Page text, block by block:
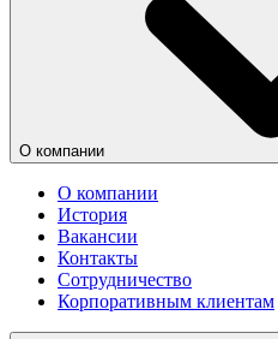
О компании
О компании
История
Вакансии
Контакты
Сотрудничество
Корпоративным клиентам